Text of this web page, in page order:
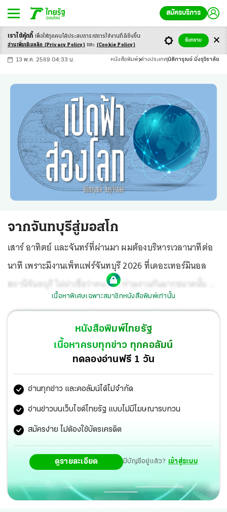
สมัครบริการ
-ก ก ก+
13 พ.ค. 2569 04:33 น. หนังสือพิมพ์ ต่างประเทศ นิติการุณย์ มิ่งรุจิราลัย
จากจันทบุรีสู่มอสโก
เสาร์ อาทิตย์ และจันทร์ที่ผ่านมา ผมต้องบริหารเวลานาทีต่อ
นาที เพราะมีงานเพ็ทแฟร์จันทบุรี 2026 ที่เดอะเทอร์มินอล
สถานีจันทบุรี ไม่น่าเชื่อว่าคนจะมาร่วมงานกันมากขนาดนั้น ที่
ประทับใจมากก็คือเด็กวัยรุ่นไปช่วยหมาแมวจรจัด แล้วนำมา
หาคนอุปการะในงาน
เนื้อหาพิเศษเฉพาะสมาชิกหนังสือพิมพ์เท่านั้น
หนังสือพิมพ์ไทยรัฐ
เนื้อหาครบทุกข่าว ทุกคอลัมน์
ทดลองอ่านฟรี 1 วัน
อ่านทุกข่าว และคอลัมน์ได้ไม่จำกัด
อ่านข่าวบนเว็บไซต์ไทยรัฐ แบบไม่มีโฆษณารบกวน
สมัครง่าย ไม่ต้องใช้บัตรเครดิต
ดูรายละเอียด มีบัญชีอยู่แล้ว? เข้าสู่ระบบ
เราใช้คุ้กกี้ เพื่อให้ทุกคนได้ประสบการณ์การใช้งานที่ดียิ่งขึ้น
อ่านเพิ่มเติมคลิก (Privacy Policy) และ (Cookie Policy)
รับทราบ